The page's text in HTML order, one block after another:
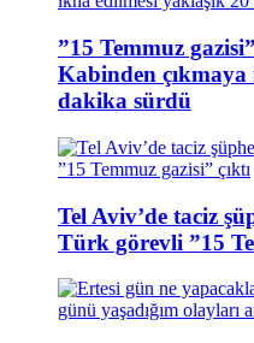
”15 Temmuz
Kabinden çıkmaya
dakika sürdü
Tel Aviv’de taciz
Türk görevli ”15